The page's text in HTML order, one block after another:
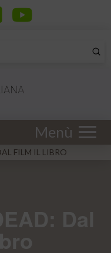
Menù
FILM IL LIBRO